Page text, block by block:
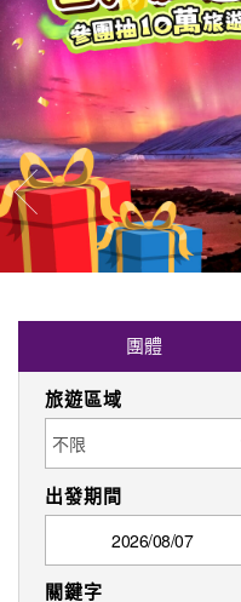
可報名 保證出發
限時搶購